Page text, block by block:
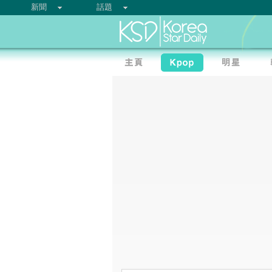
新聞 話題